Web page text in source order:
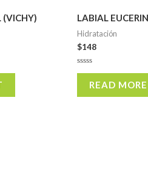
(VICHY) LABIAL
Hidratación
$148
Rated
READ MORE